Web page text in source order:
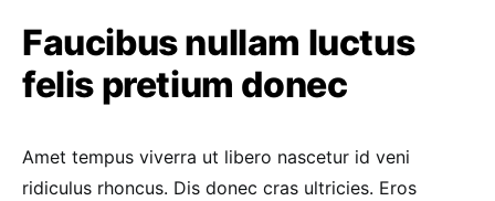
Faucibus nullam luctus
felis pretium donec
Amet tempus viverra ut libero nascetur id veni
ridiculus rhoncus. Dis donec cras ultricies. Eros